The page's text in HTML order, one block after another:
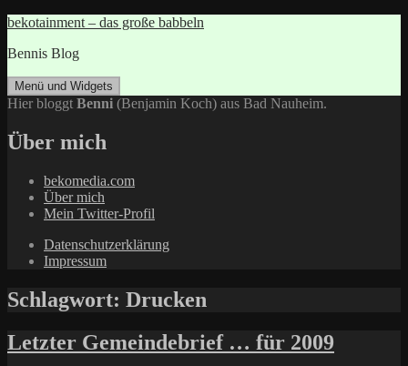
Zum
springen
bekotainment – das große babbeln
Bennis Blog
Menü und Widgets
Hier bloggt Benni (Benjamin Koch) aus Bad Nauheim.
Über mich
bekomedia.com
Über mich
Mein Twitter-Profil
Datenschutzerklärung
Impressum
Schlagwort: Drucken
Letzter Gemeindebrief … für 2009